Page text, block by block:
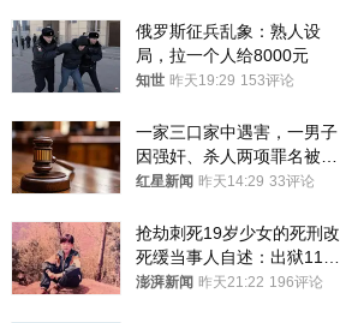
俄罗斯征兵乱象：熟人设
局，拉一个人给8000元
知世 昨天19:29 153评论
一家三口家中遇害，一男子
因强奸、杀人两项罪名被判
死缓 最高检介入后改判无
红星新闻 昨天14:29 33评论
抢劫刺死19岁少女的死刑改
死缓当事人自述：出狱11年
间始终刻意躲避被害人家属
澎湃新闻 昨天21:22 196评论